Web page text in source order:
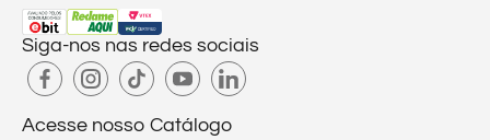
Siga-nos nas redes sociais
Acesse nosso Catálogo